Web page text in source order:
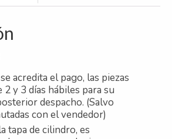
acredita el pago, las piezas
y 3 días hábiles para su
despacho. (Salvo
con el vendedor)
tapa de cilindro, es